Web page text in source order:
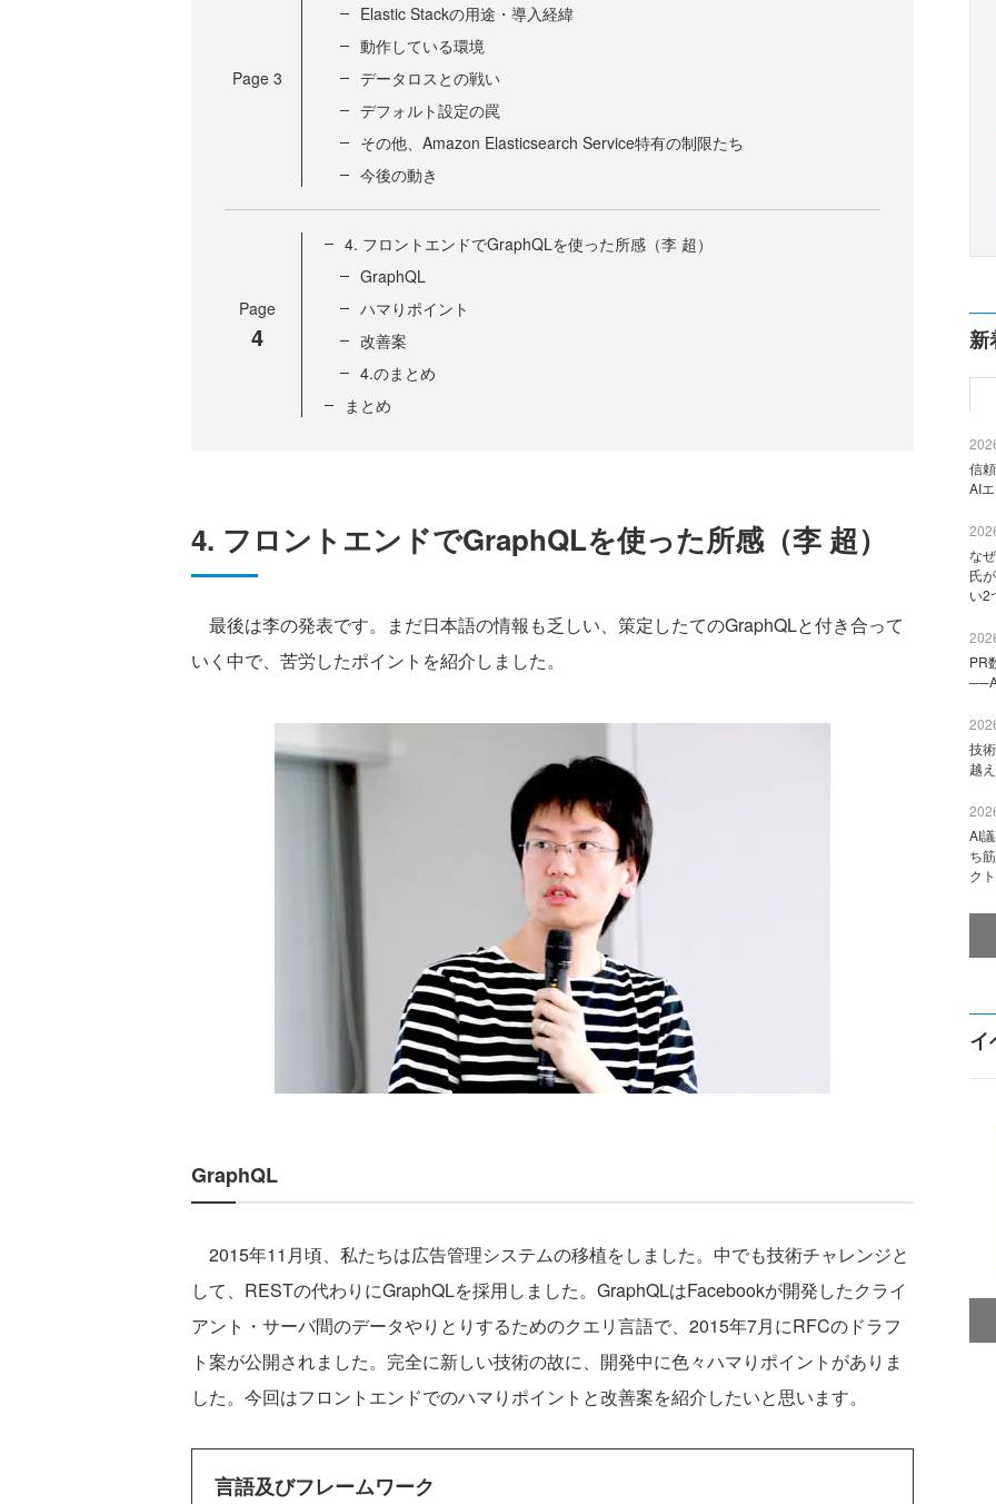
Page 3
Elastic Stackの用途・導入経緯
動作している環境
データロスとの戦い
デフォルト設定の罠
その他、Amazon Elasticsearch Service特有の制限たち
今後の動き
Page
4
4. フロントエンドでGraphQLを使った所感（李 超）
GraphQL
ハマりポイント
改善案
4.のまとめ
まとめ
4. フロントエンドでGraphQLを使った所感（李 超）
最後は李の発表です。まだ日本語の情報も乏しい、策定したてのGraphQLと付き合って
いく中で、苦労したポイントを紹介しました。
GraphQL
2015年11月頃、私たちは広告管理システムの移植をしました。中でも技術チャレンジと
して、RESTの代わりにGraphQLを採用しました。GraphQLはFacebookが開発したクライ
アント・サーバ間のデータやりとりするためのクエリ言語で、2015年7月にRFCのドラフ
ト案が公開されました。完全に新しい技術の故に、開発中に色々ハマりポイントがありま
した。今回はフロントエンドでのハマりポイントと改善案を紹介したいと思います。
言語及びフレームワーク
新
信
AI
な
氏
い2
PR
技
越
AI
ち
ク
イ